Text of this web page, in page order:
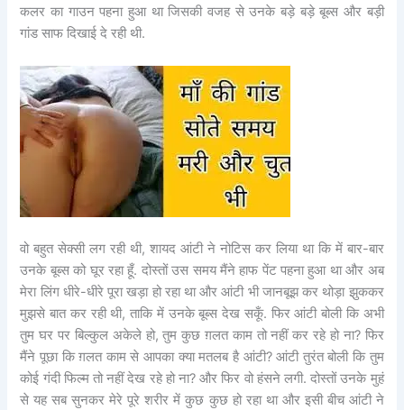
कलर का गाउन पहना हुआ था जिसकी वजह से उनके बड़े बड़े बूब्स और बड़ी
गांड साफ दिखाई दे रही थी.
वो बहुत सेक्सी लग रही थी, शायद आंटी ने नोटिस कर लिया था कि में बार-बार
उनके बूब्स को घूर रहा हूँ. दोस्तों उस समय मैंने हाफ पेंट पहना हुआ था और अब
मेरा लिंग धीरे-धीरे पूरा खड़ा हो रहा था और आंटी भी जानबूझ कर थोड़ा झुककर
मुझसे बात कर रही थी, ताकि में उनके बूब्स देख सकूँ. फिर आंटी बोली कि अभी
तुम घर पर बिल्कुल अकेले हो, तुम कुछ ग़लत काम तो नहीं कर रहे हो ना? फिर
मैंने पूछा कि ग़लत काम से आपका क्या मतलब है आंटी? आंटी तुरंत बोली कि तुम
कोई गंदी फिल्म तो नहीं देख रहे हो ना? और फिर वो हंसने लगी. दोस्तों उनके मुहं
से यह सब सुनकर मेरे पूरे शरीर में कुछ कुछ हो रहा था और इसी बीच आंटी ने